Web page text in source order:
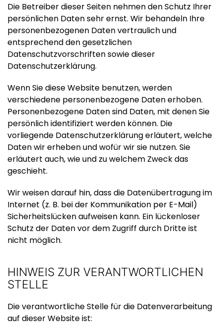
Die Betreiber dieser Seiten nehmen den Schutz Ihrer
persönlichen Daten sehr ernst. Wir behandeln Ihre
personenbezogenen Daten vertraulich und
entsprechend den gesetzlichen
Datenschutzvorschriften sowie dieser
Datenschutzerklärung.
Wenn Sie diese Website benutzen, werden
verschiedene personenbezogene Daten erhoben.
Personenbezogene Daten sind Daten, mit denen Sie
persönlich identifiziert werden können. Die
vorliegende Datenschutzerklärung erläutert, welche
Daten wir erheben und wofür wir sie nutzen. Sie
erläutert auch, wie und zu welchem Zweck das
geschieht.
Wir weisen darauf hin, dass die Datenübertragung im
Internet (z. B. bei der Kommunikation per E-Mail)
Sicherheitslücken aufweisen kann. Ein lückenloser
Schutz der Daten vor dem Zugriff durch Dritte ist
nicht möglich.
HINWEIS ZUR VERANTWORTLICHEN
STELLE
Die verantwortliche Stelle für die Datenverarbeitung
auf dieser Website ist: